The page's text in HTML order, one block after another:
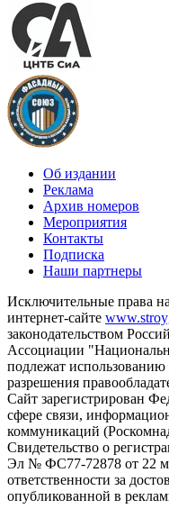
Об издании
Реклама
Архив номеров
Мероприятия
Контакты
Подписка
Наши партнеры
Исключительные права
интернет-сайте
законодательством
Ассоциации
подлежат
разрешения
Сайт зарегистрирован
сфере связи,
коммуникаций
Свидетельство о
Эл № ФС77-72878 от 22
ответственности за
опубликованной в